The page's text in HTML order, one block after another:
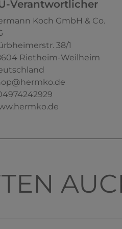
Verantwortlicher
Koch GmbH & Co.
38/1
Rietheim-Weilheim